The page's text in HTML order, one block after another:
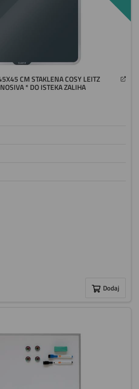
CM STAKLENA COSY LEITZ
* DO ISTEKA ZALIHA
Dodaj